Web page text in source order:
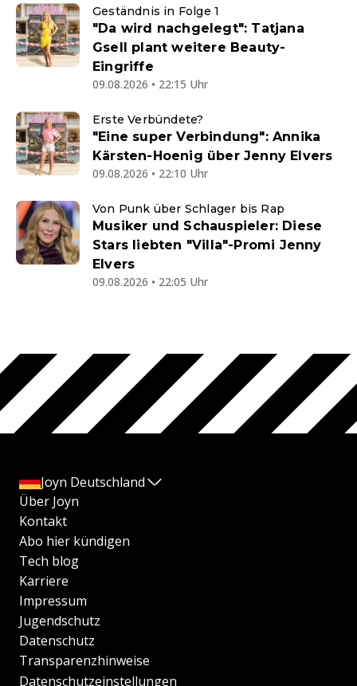
Geständnis in Folge 1
"Da wird nachgelegt": Tatjana
Gsell plant weitere Beauty-
Eingriffe
09.08.2026 • 22:15 Uhr
Erste Verbündete?
"Eine super Verbindung": Annika
Kärsten-Hoenig über Jenny Elvers
09.08.2026 • 22:10 Uhr
Von Punk über Schlager bis Rap
Musiker und Schauspieler: Diese
Stars liebten "Villa"-Promi Jenny
Elvers
09.08.2026 • 22:05 Uhr
Joyn Deutschland
Über Joyn
Kontakt
Abo hier kündigen
Tech blog
Karriere
Impressum
Jugendschutz
Datenschutz
Transparenzhinweise
Datenschutzeinstellungen